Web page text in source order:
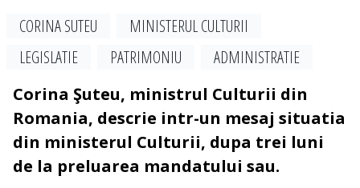
CORINA SUTEU
MINISTERUL CULTURII
LEGISLATIE
PATRIMONIU
ADMINISTRATIE
Corina Şuteu, ministrul Culturii din
Romania, descrie intr-un mesaj situatia
din ministerul Culturii, dupa trei luni
de la preluarea mandatului sau.